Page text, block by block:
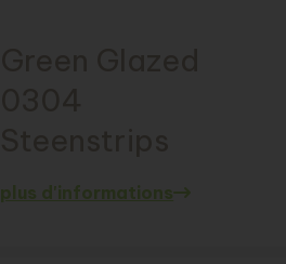
plus d'informations